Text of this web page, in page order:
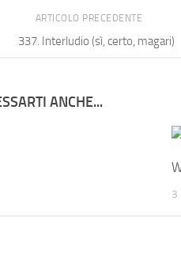
ARTICOLO PRECEDENTE
337. Interludio (sì, certo, magari)
ANCHE...
3